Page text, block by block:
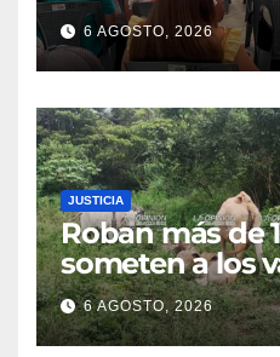
en atención a
6 AGOSTO, 2026
JUSTICIA
Roban más de
someten a los
6 AGOSTO, 2026